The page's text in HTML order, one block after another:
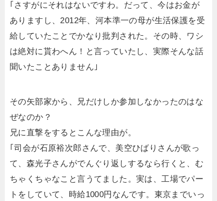
｢さすがにそれはないですわ。だって、今はお金が
ありますし、2012年、河本準一の母が生活保護を受
給していたことでかなり批判された。その時、ワシ
は絶対に貰わへん！と言っていたし、実際そんな話
聞いたことありません｣
その矢部家から、兄だけしか参加しなかったのはな
ぜなのか？
兄に直撃をするとこんな理由が。
｢司会が石原裕次郎さんで、美空ひばりさんが歌っ
て、森光子さんがでんぐり返しするなら行くと、む
ちゃくちゃなこと言うてました。実は、工場でパー
トをしていて、時給1000円なんです。東京までいっ